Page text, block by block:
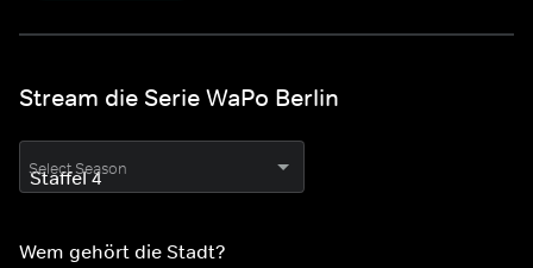
Stream die Serie WaPo Berlin
Select Season
Wem gehört die Stadt?